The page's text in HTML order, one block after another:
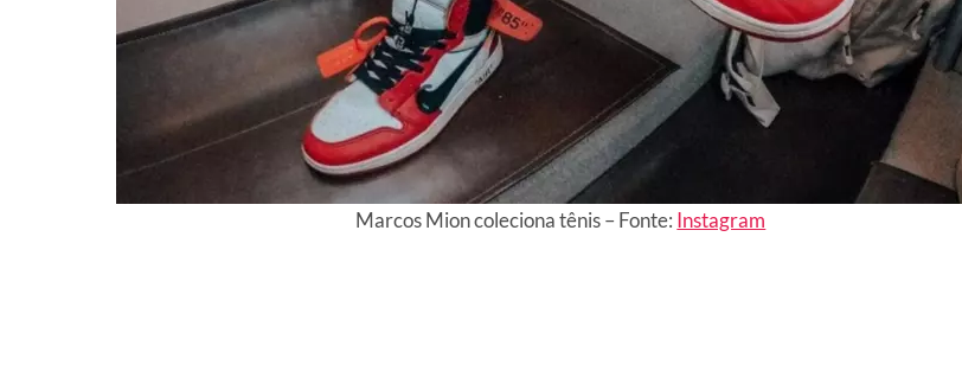
Marcos Mion coleciona tênis – Fonte: Instagram